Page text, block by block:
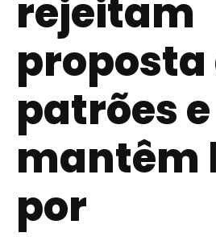
rejeitam
proposta
patrões e
mantêm
por